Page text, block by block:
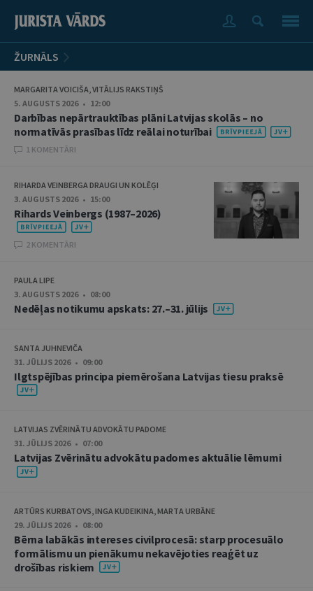
ŽURNĀLS
MARGARITA VOICIŠA, VITĀLIJS RAKSTIŅŠ
5. AUGUSTS 2026 • 12:00
Darbības nepārtrauktības plāni Latvijas skolās – no
normatīvās prasības līdz reālai noturībai
1 KOMENTĀRI
RIHARDA VEINBERGA DRAUGI UN KOLĒĢI
3. AUGUSTS 2026 • 15:00
Rihards Veinbergs (1987–2026)
2 KOMENTĀRI
PAULA LIPE
3. AUGUSTS 2026 • 08:00
Nedēļas notikumu apskats: 27.–31. jūlijs
SANTA JUHNEVIČA
31. JŪLIJS 2026 • 09:00
Ilgtspējības principa piemērošana Latvijas tiesu praksē
LATVIJAS ZVĒRINĀTU ADVOKĀTU PADOME
31. JŪLIJS 2026 • 07:00
Latvijas Zvērinātu advokātu padomes aktuālie lēmumi
ARTŪRS KURBATOVS, INGA KUDEIKINA, MARTA URBĀNE
29. JŪLIJS 2026 • 08:00
Bērna labākās intereses civilprocesā: starp procesuālo
formālismu un pienākumu nekavējoties reaģēt uz
drošības riskiem